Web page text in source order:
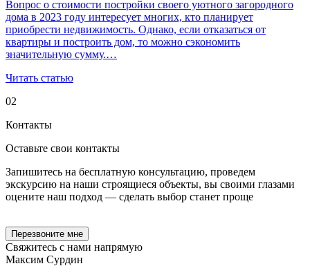
Вопрос о стоимости постройки своего уютного загородного
дома в 2023 году интересует многих, кто планирует
приобрести недвижимость. Однако, если отказаться от
квартиры и построить дом, то можно сэкономить
значительную сумму.…
Читать статью
02
Контакты
Оставьте свои контакты
Запишитесь на бесплатную консультацию, проведем
экскурсию на наши строящиеся объекты, вы своими глазами
оцените наш подход — сделать выбор станет проще
Перезвоните мне
Свяжитесь с нами напрямую
Максим Сурдин